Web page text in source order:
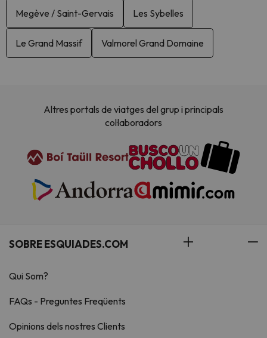
Megève / Saint-Gervais Les Sybelles
Le Grand Massif Valmorel Grand Domaine
Altres portals de viatges del grup i principals
col·laboradors
SOBRE ESQUIADES.COM
Qui Som?
FAQs - Preguntes Freqüents
Opinions dels nostres Clients